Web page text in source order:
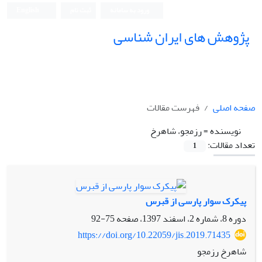
پژوهش های ایران شناسی
صفحه اصلی
فهرست مقالات
نویسنده =رزمجو، شاهرخ
تعداد مقالات:
1
پیکرک سوار پارسی از قبرس
دوره 8، شماره 2، اسفند 1397، صفحه
75-92
https://doi.org/10.22059/jis.2019.71435
شاهرخ رزمجو